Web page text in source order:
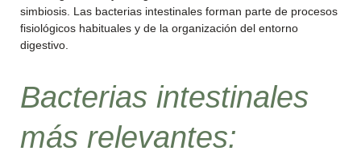
simbiosis. Las bacterias intestinales forman parte de procesos
fisiológicos habituales y de la organización del entorno
digestivo.
Bacterias intestinales
más relevantes: